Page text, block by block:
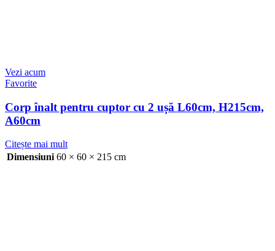
Vezi acum
Favorite
Corp înalt pentru cuptor cu 2 ușă L60cm, H215cm,
A60cm
Citește mai mult
Dimensiuni 60 × 60 × 215 cm